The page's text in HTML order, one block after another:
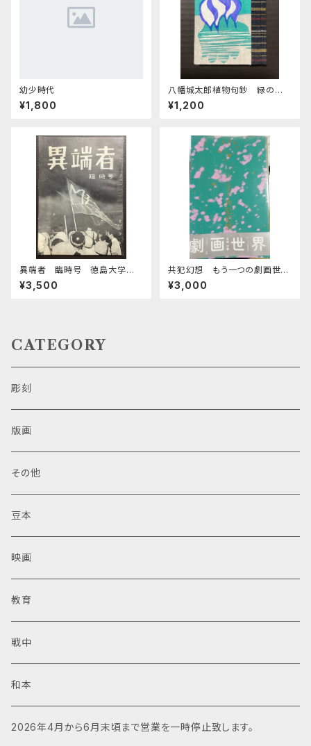
幼少時代
¥1,800
八幡城太郎植物句鈔 緑の笛
豆本 第31期第121集
¥1,200
異端者 臨時号 徳島大学医
学部斗争中間総括
¥3,500
共犯幻想 もう一つの劇画世
界 上・中・下巻
¥3,000
CATEGORY
彫刻
版画
その他
豆本
映画
教育
戦中
和本
2026年4月から6月末頃まで営業を一時停止致します。